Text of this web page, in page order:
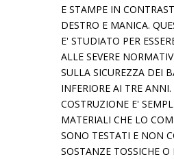
E STAMPE IN
DESTRO E MANICA.
E' STUDIATO PER
ALLE SEVERE
SULLA SICUREZZA DEI
INFERIORE AI TRE
COSTRUZIONE E'
MATERIALI CHE LO
SONO TESTATI E NON
SOSTANZE TOSSICHE O